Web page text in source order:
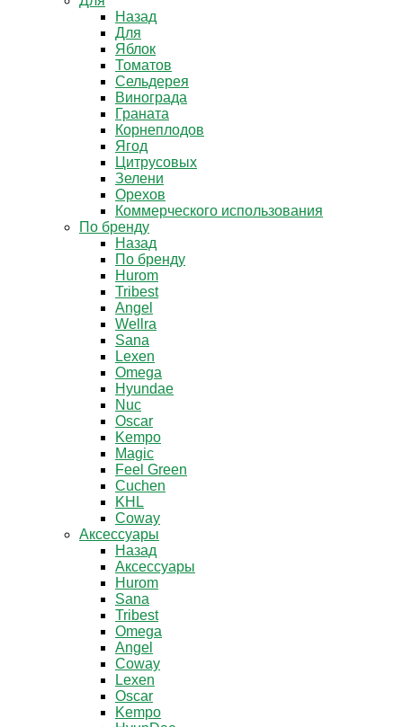
Назад
Для
Яблок
Томатов
Cельдерея
Винограда
Граната
Корнеплодов
Ягод
Цитрусовых
Зелени
Орехов
Коммерческого использования
По бренду
Назад
По бренду
Hurom
Tribest
Angel
Wellra
Sana
Lexen
Omega
Hyundae
Nuc
Oscar
Kempo
Magic
Feel Green
Cuchen
KHL
Coway
Аксессуары
Назад
Аксессуары
Hurom
Sana
Tribest
Omega
Angel
Coway
Lexen
Oscar
Kempo